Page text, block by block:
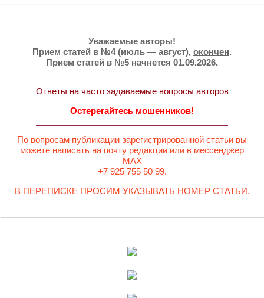
Уважаемые авторы!
Прием статей в №4 (июль — август), окончен.
Прием статей в №5 начнется 01.09.2026.
Ответы на часто задаваемые вопросы авторов
Остерегайтесь мошенников!
По вопросам публикации зарегистрированной статьи вы
можете написать на почту редакции или в мессенджер
MAX
+7 925 755 50 99.
В ПЕРЕПИСКЕ ПРОСИМ УКАЗЫВАТЬ НОМЕР СТАТЬИ.